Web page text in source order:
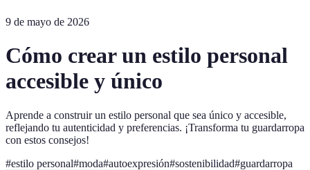
9 de mayo de 2026
Cómo crear un estilo personal
accesible y único
Aprende a construir un estilo personal que sea único y accesible,
reflejando tu autenticidad y preferencias. ¡Transforma tu guardarropa
con estos consejos!
#estilo personal#moda#autoexpresión#sostenibilidad#guardarropa